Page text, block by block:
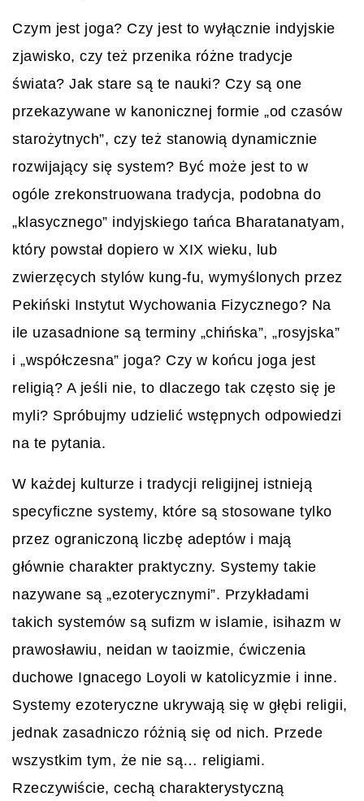
Czym jest joga? Czy jest to wyłącznie indyjskie
zjawisko, czy też przenika różne tradycje
świata? Jak stare są te nauki? Czy są one
przekazywane w kanonicznej formie „od czasów
starożytnych”, czy też stanowią dynamicznie
rozwijający się system? Być może jest to w
ogóle zrekonstruowana tradycja, podobna do
„klasycznego” indyjskiego tańca Bharatanatyam,
który powstał dopiero w XIX wieku, lub
zwierzęcych stylów kung-fu, wymyślonych przez
Pekiński Instytut Wychowania Fizycznego? Na
ile uzasadnione są terminy „chińska”, „rosyjska”
i „współczesna” joga? Czy w końcu joga jest
religią? A jeśli nie, to dlaczego tak często się je
myli? Spróbujmy udzielić wstępnych odpowiedzi
na te pytania.
W każdej kulturze i tradycji religijnej istnieją
specyficzne systemy, które są stosowane tylko
przez ograniczoną liczbę adeptów i mają
głównie charakter praktyczny. Systemy takie
nazywane są „ezoterycznymi”. Przykładami
takich systemów są sufizm w islamie, isihazm w
prawosławiu, neidan w taoizmie, ćwiczenia
duchowe Ignacego Loyoli w katolicyzmie i inne.
Systemy ezoteryczne ukrywają się w głębi religii,
jednak zasadniczo różnią się od nich. Przede
wszystkim tym, że nie są… religiami.
Rzeczywiście, cechą charakterystyczną